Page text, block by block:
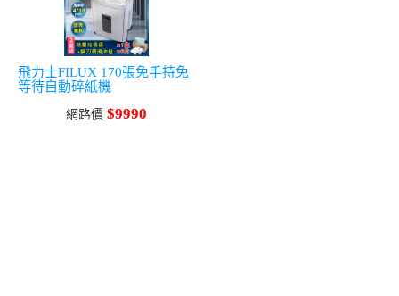
飛力士FILUX 170張免手持免
等待自動碎紙機
網路價 $9990